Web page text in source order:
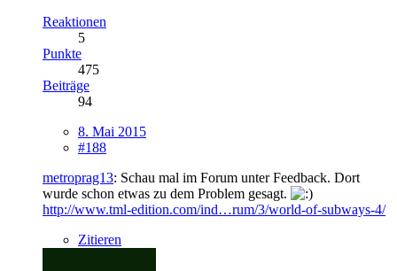
Reaktionen
5
Punkte
475
Beiträge
94
8. Mai 2015
#188
metroprag13: Schau mal im Forum unter Feedback. Dort
wurde schon etwas zu dem Problem gesagt.
http://www.tml-edition.com/ind…rum/3/world-of-subways-4/
Zitieren